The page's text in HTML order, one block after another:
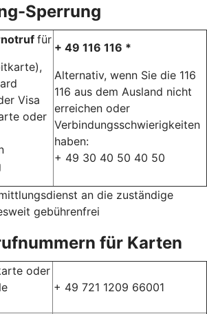
Sperrung
für
Visa
oder
+ 49 116 116 *
Alternativ, wenn Sie die 116
116 aus dem Ausland nicht
erreichen oder
Verbindungsschwierigkeiten
haben:
+ 49 30 40 50 40 50
an die zuständige
gebührenfrei
für Karten
oder
+ 49 721 1209 66001